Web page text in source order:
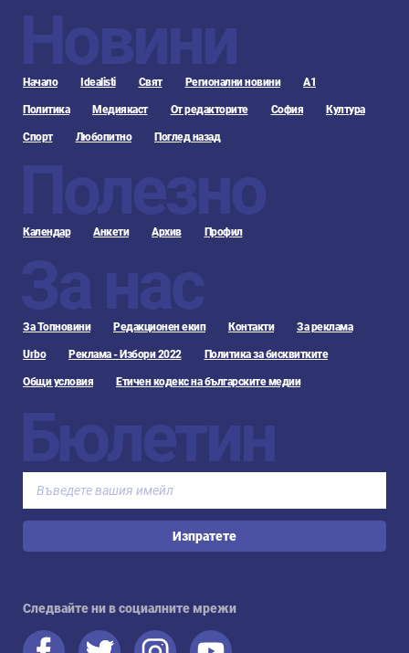
Новини
Начало Idealisti Свят Регионални новини А1
Политика Медиякаст От редакторите София Култура
Спорт Любопитно Поглед назад
Полезно
Календар Анкети Архив Профил
За нас
За Топновини Редакционен екип Контакти За реклама
Urbo Реклама - Избори 2022 Политика за бисквитките
Общи условия Етичен кодекс на българските медии
Бюлетин
Изпратете
Следвайте ни в социалните мрежи